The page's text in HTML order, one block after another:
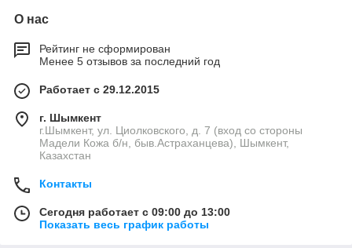
О нас
Рейтинг не сформирован
Менее 5 отзывов за последний год
Работает с 29.12.2015
г. Шымкент
г.Шымкент, ул. Циолковского, д. 7 (вход со стороны
Мадели Кожа б/н, быв.Астраханцева), Шымкент,
Казахстан
Контакты
Сегодня работает с 09:00 до 13:00
Показать весь график работы